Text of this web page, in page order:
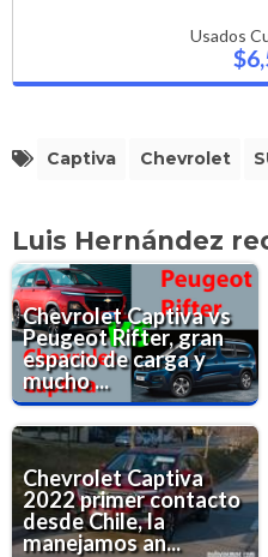
Usados
Captiva Chevrolet
Luis Hernández
Chevrolet Captiva vs
Peugeot Rifter, gran
espacio de carga y
mucho ...
Chevrolet Captiva
2022 primer contacto
desde Chile, la
manejamos an...